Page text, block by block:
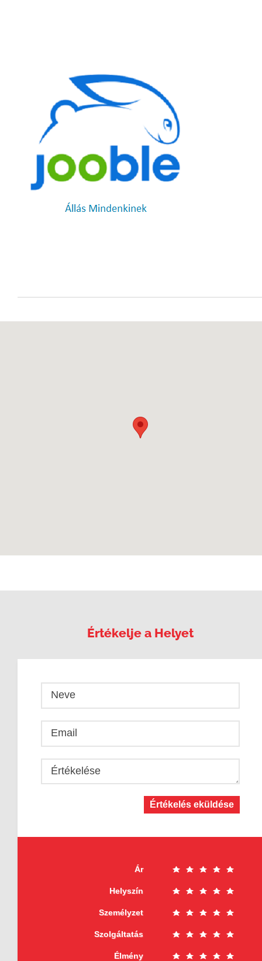
Értékelje a Helyet
Neve
Email
Értékelése
Értékelés eküldése
Ár
Helyszín
Személyzet
Szolgáltatás
Élmény